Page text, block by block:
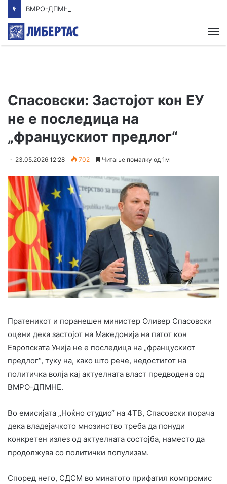
Спасовски: Застојот кон ЕУ
не е последица на
„францускиот предлог“
23.05.2026 12:28 702 Читање помалку од 1м
Пратеникот и поранешен министер Оливер Спасовски
оцени дека застојот на Македонија на патот кон
Европската Унија не е последица на „францускиот
предлог“, туку на, како што рече, недостигот на
политичка волја кај актуелната власт предводена од
ВМРО-ДПМНЕ.
Во емисијата „Ноќно студио“ на 4ТВ, Спасовски порача
дека владејачкото мнозинство треба да понуди
конкретен излез од актуелната состојба, наместо да
продолжува со политички популизам.
Според него, СДСМ во минатото прифатил компромис